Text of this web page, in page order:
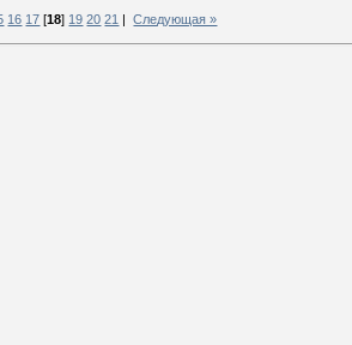
16 17 [18] 19 20 21 |Следующая »